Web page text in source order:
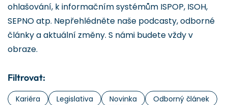
ohlašování, k informačním systémům ISPOP, ISOH,
SEPNO atp. Nepřehlédněte naše podcasty, odborné
články a aktuální změny. S námi budete vždy v
obraze.
Filtrovat:
Kariéra Legislativa Novinka
Odborný článek